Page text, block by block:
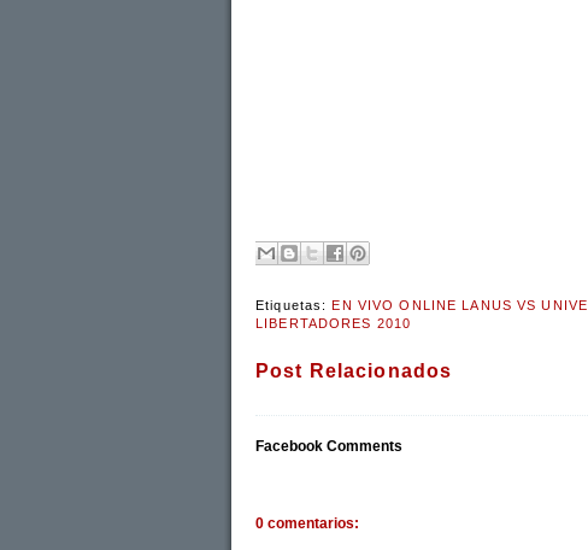
Etiquetas:
EN VIVO ONLINE LANUS VS
LIBERTADORES 2010
Post Relacionados
Facebook Comments
0 comentarios: